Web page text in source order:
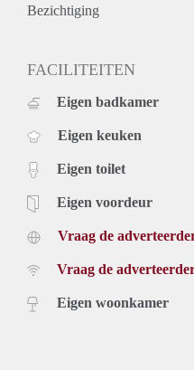
Rental price based on a
For more information and
Bezichtiging
FACILITEITEN
Eigen badkamer
Eigen keuken
Eigen toilet
Eigen voordeur
Vraag de
Vraag de
Eigen woonkamer